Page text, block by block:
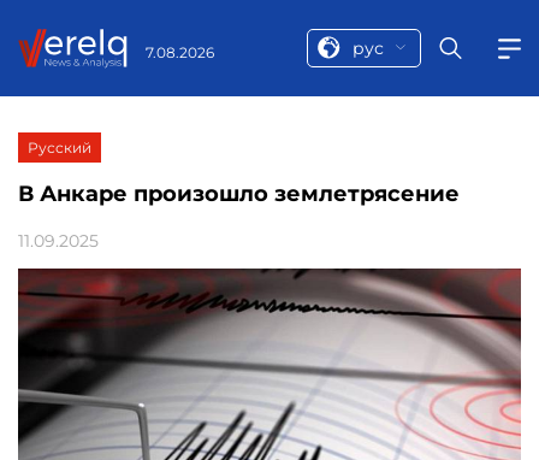
7.08.2026 рус
Русский
В Анкаре произошло землетрясение
11.09.2025